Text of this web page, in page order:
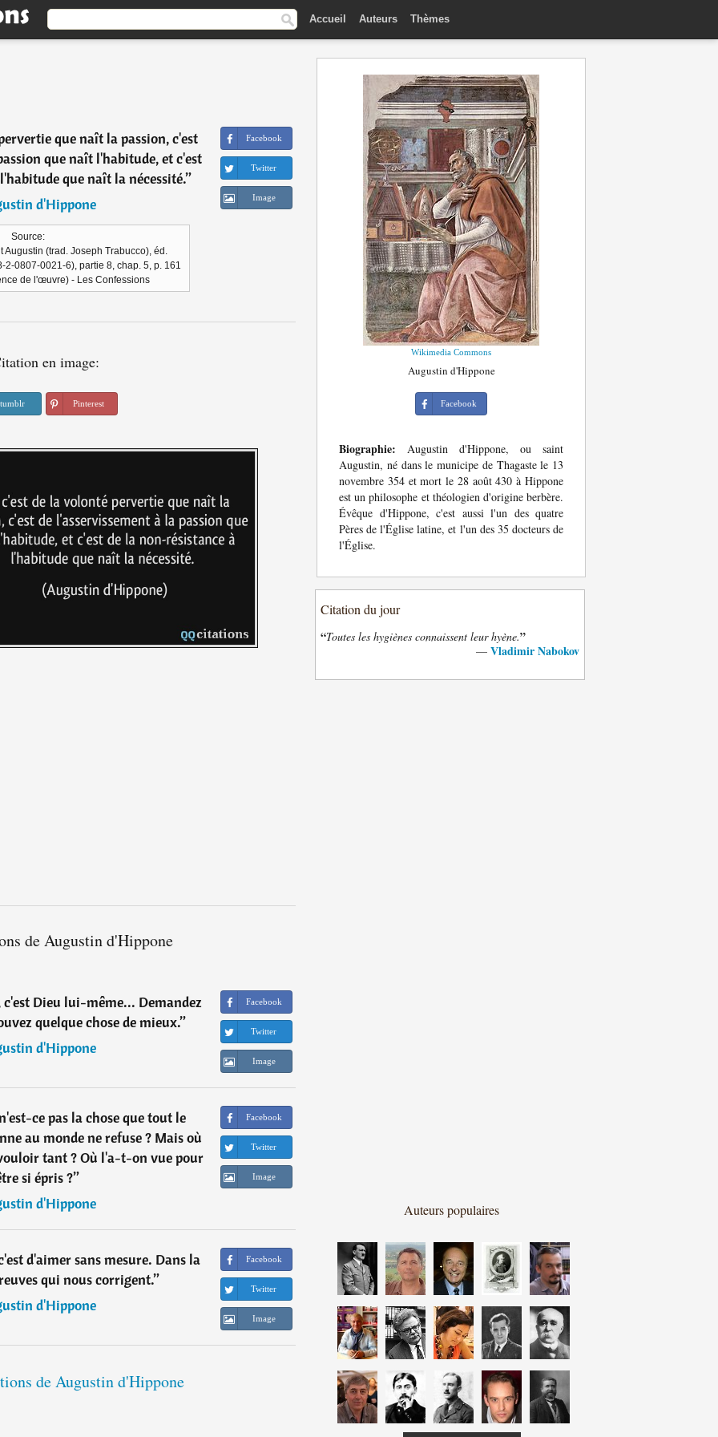
Accueil Auteurs Thèmes
que naît la passion, c'est
que naît l'habitude, et c'est
que naît la nécessité.”
d'Hippone
Source:
Augustin (trad. Joseph Trabucco), éd.
2-0807-0021-6), partie 8, chap. 5, p. 161
de l'œuvre) - Les Confessions
Facebook
Twitter
Image
en image:
tumblr Pinterest
de Augustin d'Hippone
c'est Dieu lui-même... Demandez
quelque chose de mieux.”
d'Hippone
Facebook
Twitter
Image
ce pas la chose que tout le
au monde ne refuse ? Mais où
tant ? Où l'a-t-on vue pour
si épris ?”
d'Hippone
Facebook
Twitter
Image
d'aimer sans mesure. Dans la
qui nous corrigent.”
d'Hippone
Facebook
Twitter
Image
de Augustin d'Hippone
Wikimedia Commons
Augustin d'Hippone
Facebook
Biographie: Augustin d'Hippone, ou saint
Augustin, né dans le municipe de Thagaste le 13
novembre 354 et mort le 28 août 430 à Hippone
est un philosophe et théologien d'origine berbère.
Évêque d'Hippone, c'est aussi l'un des quatre
Pères de l'Église latine, et l'un des 35 docteurs de
l'Église.
Citation du jour
“Toutes les hygiènes connaissent leur hyène.”
— Vladimir Nabokov
Auteurs populaires